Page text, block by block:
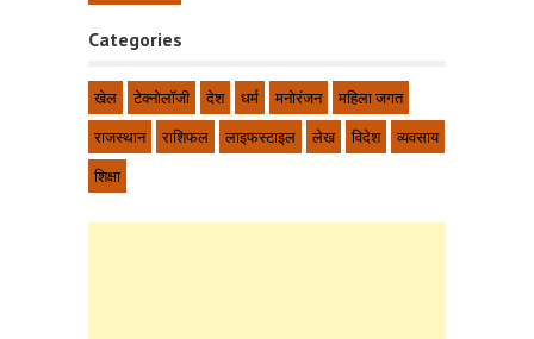
Categories
खेल टेक्नोलॉजी देश धर्म मनोरंजन
महिला जगत
राजस्थान
राशिफल लाइफस्टाइल लेख विदेश
व्यवसाय
शिक्षा